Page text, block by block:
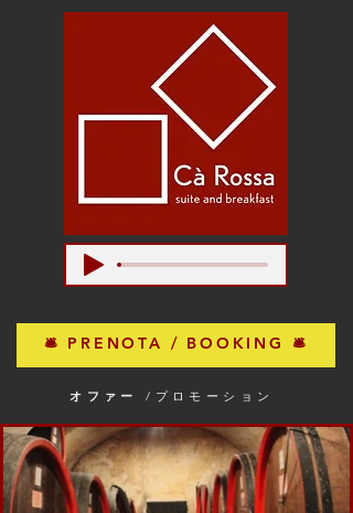
🛎 PRENOTA / BOOKING 🛎
オファー /プロモーション